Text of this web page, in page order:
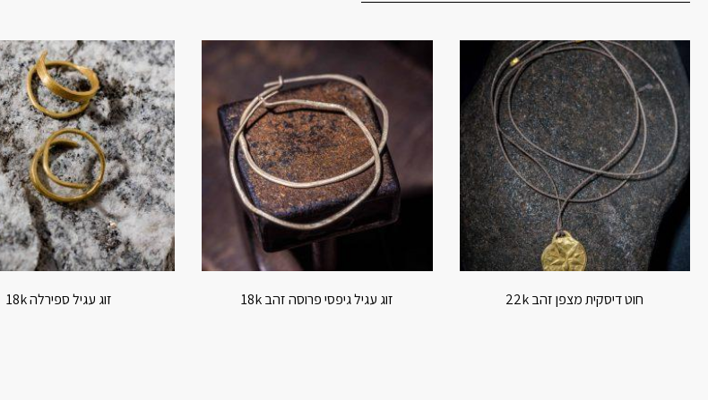
חוט דיסקית מצפן זהב 22k זוג עגיל גיפסי פרוסה זהב 18k זוג עגיל ספירלה 18k